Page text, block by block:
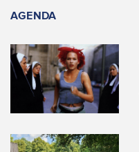
AGENDA